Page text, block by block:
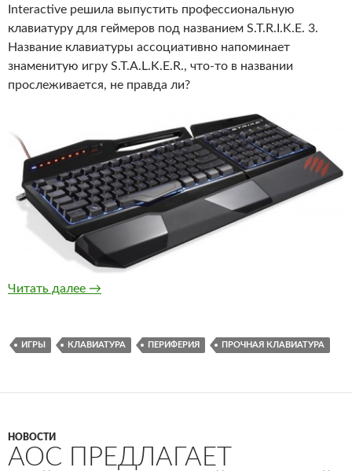
Interactive решила выпустить профессиональную
клавиатуру для геймеров под названием S.T.R.I.K.E. 3.
Название клавиатуры ассоциативно напоминает
знаменитую игру S.T.A.L.K.E.R., что-то в названии
прослеживается, не правда ли?
Читать далее S.T.R.I.K.E. 3 — игровая клавиатура с
→
ИГРЫ КЛАВИАТУРА ПЕРИФЕРИЯ ПРОЧНАЯ КЛАВИАТУРА
НОВОСТИ
AOC ПРЕДЛАГАЕТ